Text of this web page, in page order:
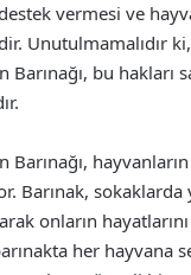
vermesi ve
Unutulmamalıdır
Barınağı, bu hakları
Barınağı,
Barınak,
onların
her hayvana